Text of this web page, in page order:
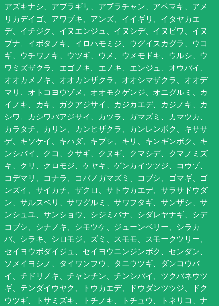
アズキナシ、アブラギリ、アブラチャン、アベマキ、アメ
リカデイゴ、アワブキ、アンズ、イイギリ、イタヤカエ
デ、イチジク、イヌエンジュ、イヌシデ、イヌビワ、イヌ
ブナ、イボタノキ、イロハモミジ、ウグイスカグラ、ウコ
ギ、ウチワノキ、ウツギ、ウメ、ウメモドキ、ウルシ、ウ
ワミズザクラ、エゴノキ、エノキ、エンジュ、オウバイ、
オオカメノキ、オオカンザクラ、オオシマザクラ、オオデ
マリ、オトコヨウゾメ、オオモクゲンジ、オニグルミ、カ
イノキ、カキ、ガクアジサイ、カジカエデ、カジノキ、カ
シワ、カシワバアジサイ、カツラ、ガマズミ、カマツカ、
カラタチ、カリン、カンヒザクラ、カンレンボク、キササ
ゲ、キソケイ、キハダ、キブシ、キリ、キンギンボク、キ
ンシバイ、クコ、クサギ、クヌギ、クマシデ、クマノミズ
キ、クリ、クロモジ、ケヤキ、ゲンカイツツジ、コウゾ、
コデマリ、コナラ、コバノガマズミ、コブシ、ゴマギ、ゴ
ンズイ、サイカチ、ザクロ、サトウカエデ、サラサドウダ
ン、サルスベリ、サワグルミ、サワフタギ、サンザシ、サ
ンシュユ、サンショウ、シジミバナ、シダレヤナギ、シデ
コブシ、シナノキ、シモツケ、ジューンベリー、シラカ
バ、シラキ、シロモジ、ズミ、スモモ、スモークツリー、
セイヨウボダイジュ、セイヨウニンジンボク、センダン、
ソメイヨシノ、タイワンフウ、タニウツギ、ダンコウバ
イ、チドリノキ、チャンチン、チンシバイ、ツクバネウツ
ギ、テンダイウヤク、トウカエデ、ドウダンツツジ、ドク
ウツギ、トサミズキ、トチノキ、トチュウ、トネリコ、ナ